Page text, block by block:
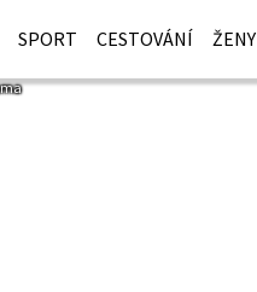
SPORT CESTOVÁNÍ ŽENY